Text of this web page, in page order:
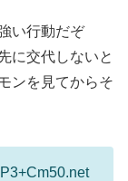
い行動だぞ
に交代しないと
ンを見てからそ